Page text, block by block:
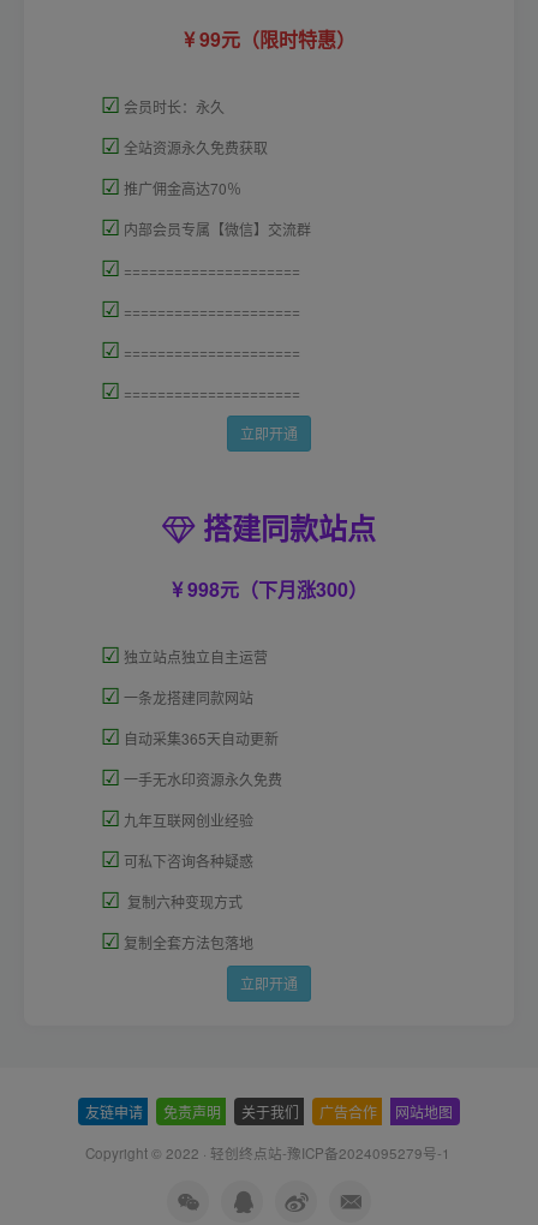
99元（限时特惠）
☑ 会员时长：永久
☑ 全站资源永久免费获取
☑ 推广佣金高达70％
☑ 内部会员专属【微信】交流群
☑ =====================
☑ =====================
☑ =====================
☑ =====================
立即开通
搭建同款站点
998元（下月涨300）
☑ 独立站点独立自主运营
☑ 一条龙搭建同款网站
☑ 自动采集365天自动更新
☑ 一手无水印资源永久免费
☑ 九年互联网创业经验
☑ 可私下咨询各种疑惑
☑ 复制六种变现方式
☑ 复制全套方法包落地
立即开通
友链申请 免责声明 关于我们 广告合作 网站地图
Copyright © 2022 · 轻创终点站-豫ICP备2024095279号-1